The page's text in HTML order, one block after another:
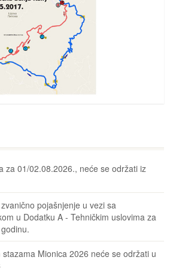
za 01/02.08.2026., neće se održati iz
pojašnjenje u vezi sa
u Dodatku A - Tehničkim uslovima za
Mionica 2026 neće se održati u